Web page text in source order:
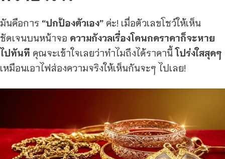
มันคือการ “ปกป้องตัวเอง” ค่ะ! เมื่อตัวเลขโชว์ให้เห็น
ชัดเจนบนหน้าจอ ความกังวลเรื่องโดนกดราคาก็จะหาย
ไปทันที คุณจะเข้าใจเลยว่าทำไมถึงได้ราคานี้โปร่งใสสุดๆ
เหมือนเอาไฟส่องความจริงให้เห็นกันจะๆ ไปเลย!